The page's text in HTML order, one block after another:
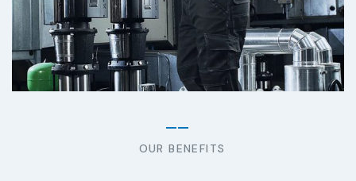
OUR BENEFITS